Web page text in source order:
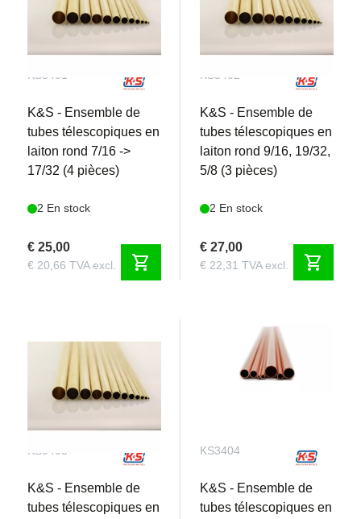
KS3401
K&S - Ensemble de
tubes télescopiques en
laiton rond 7/16 ->
17/32 (4 pièces)
2 En stock
€ 25,00
€ 20,66 TVA excl. shopping_cart
KS3402
K&S - Ensemble de
tubes télescopiques en
laiton rond 9/16, 19/32,
5/8 (3 pièces)
2 En stock
€ 27,00
€ 22,31 TVA excl. shopping_cart
KS3403
K&S - Ensemble de
tubes télescopiques en
KS3404
K&S - Ensemble de
tubes télescopiques en